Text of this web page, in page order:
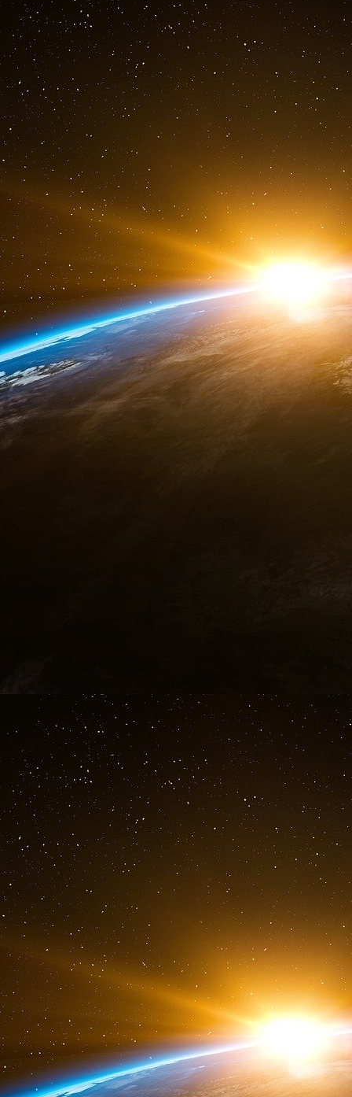
20 novembre 2024. Joe Biden approuve
l’Ukraine. Une guerre de plus en plus
antipersonnel (APL) sont souvent conçues,
système de soutien logistique
rencontrent. Certains types d’APL peuvent
véhicules blindés ou les pneus des véhicules à
La 5econférence de la convention d’Ottawa
Reap, au Cambodge. Ce traité, signé par
production et le transfert de mines terrestres
un symbole, car le Cambodge est l’un des
un précurseur mondial en termes de
livraison de mines à l’Ukraine, le ministre
signataires à rejoindre la lutte contre le fléau
20 novembre 2024. L’Ukraine frappe la
Storm Shadow. Au moins 12 missiles ont été
21 novembre 2024. Satellites patrouilleurs-
Cet été, le Centre opérationnel de
déménagé de la base aérienne 942 de
importante sera franchie en 2025 avec
L’édifice devrait accueillir environ 500
besoin. Le découragement sera au cœur
coordination avec nos partenaires, comme
de la France à l’opération américaine Olympic
23 novembre 2024. Déclaration de Jean-
progresse, la France soutien Kiev. « La
soutien à l’Ukraine, a annoncé le ministre
intervient alors que l’Ukraine est en difficulté
pris à la Russie durant la contre-offensive.
« Dans la logique de la légitime défense », le
puisse tirer des missiles français à longue
telles armes avaient déjà été utilisées.
n’écarte « aucune option ». « Les alliés
soutien à l’Ukraine contre la Russie »,
pas fixer de ligne rouge » dans leur soutien à
un pied d’égalité avec les États-Unis et le
l’Ukraine, au milieu des inquiétudes
Moscou. (10)
25 novembre 2024. Dans la perspective d’un
en raison du retour de Donald Trump à la
pas de prendre la tête d’une coalition en